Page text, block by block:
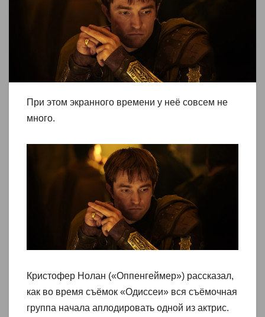
При этом экранного времени у неё совсем не
много.
Кристофер Нолан («Оппенгеймер») рассказал,
как во время съёмок «Одиссеи» вся съёмочная
группа начала аплодировать одной из актрис.